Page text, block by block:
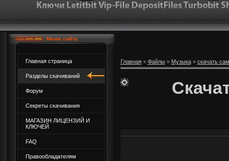
Меню сайта
Главная страница
Разделы скачиваний
Форум
Секреты скачивания
МАГАЗИН ЛИЦЕНЗИЙ И
КЛЮЧЕЙ
FAQ
Правообладателям
Главная» Файлы» Музыка» скачать